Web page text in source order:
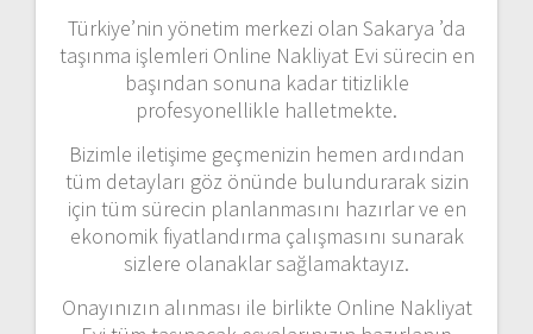
Türkiye’nin yönetim merkezi olan Sakarya ’da
taşınma işlemleri Online Nakliyat Evi sürecin en
başından sonuna kadar titizlikle
profesyonellikle halletmekte.
Bizimle iletişime geçmenizin hemen ardından
tüm detayları göz önünde bulundurarak sizin
için tüm sürecin planlanmasını hazırlar ve en
ekonomik fiyatlandırma çalışmasını sunarak
sizlere olanaklar sağlamaktayız.
Onayınızın alınması ile birlikte Online Nakliyat